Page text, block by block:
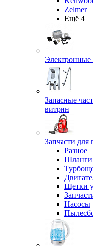
Zelmer
Ещё 4
Электронные
Запасные
витрин
Запчасти для
Разное
Шланги
Щетки
Насосы